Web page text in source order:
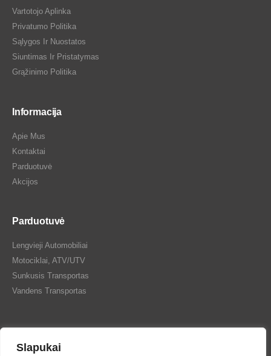
Slapukai
Vartotojo Aplinka
Privatumo Politika
Sąlygos Ir Nuostatos
Siuntimas Ir Pristatymas
Grąžinimo Politika
Informacija
Apie Mus
Kontaktai
Parduotuvė
Akcijos
Parduotuvė
Lengvieji Automobiliai
Motociklai, ATV/UTV
Sunkusis Transportas
Vandens Transportas